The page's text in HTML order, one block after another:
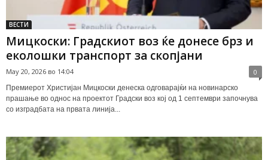
ВЕСТИ
Мицкоски: Градскиот воз ќе донесе брз и
еколошки транспорт за скопјани
May 20, 2026 во 14:04 0
Премиерот Христијан Мицкоски денеска одговарајќи на новинарско
прашање во однос на проектот Градски воз кој од 1 септември започнува
со изградбата на првата линија...